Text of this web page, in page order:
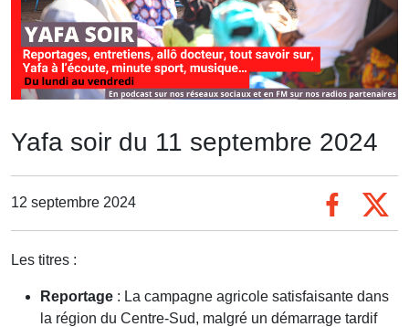
Yafa soir du 11 septembre 2024
12 septembre 2024
Les titres :
Reportage : La campagne agricole satisfaisante dans
la région du Centre-Sud, malgré un démarrage tardif